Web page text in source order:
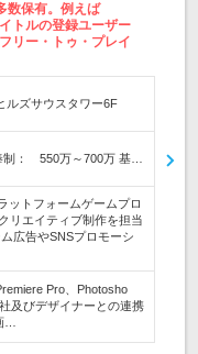
数保有。例えば
トルの登録ユーザー
リー・トゥ・プレイ
ズサウスタワー6F
制： 550万～700万 基…
ットフォームゲームプロ
リエイティブ制作を担当
広告やSNSプロモーシ
Pro、Photosho
及びデザイナーとの連携
…